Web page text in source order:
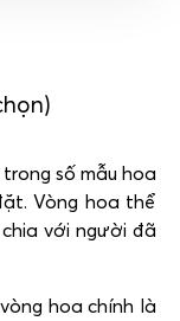
số mẫu hoa
Vòng hoa thể
với người đã
hoa chính là